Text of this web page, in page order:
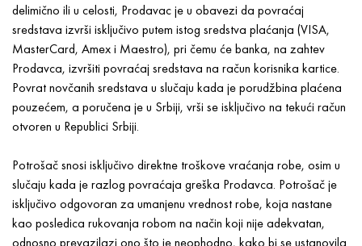
delimično ili u celosti, Prodavac je u obavezi da povraćaj
sredstava izvrši isključivo putem istog sredstva plaćanja (VISA,
MasterCard, Amex i Maestro), pri čemu će banka, na zahtev
Prodavca, izvršiti povraćaj sredstava na račun korisnika kartice.
Povrat novčanih sredstava u slučaju kada je porudžbina plaćena
pouzećem, a poručena je u Srbiji, vrši se isključivo na tekući račun
otvoren u Republici Srbiji.
Potrošač snosi isključivo direktne troškove vraćanja robe, osim u
slučaju kada je razlog povraćaja greška Prodavca. Potrošač je
isključivo odgovoran za umanjenu vrednost robe, koja nastane
kao posledica rukovanja robom na način koji nije adekvatan,
odnosno prevazilazi ono što je neophodno, kako bi se ustanovila